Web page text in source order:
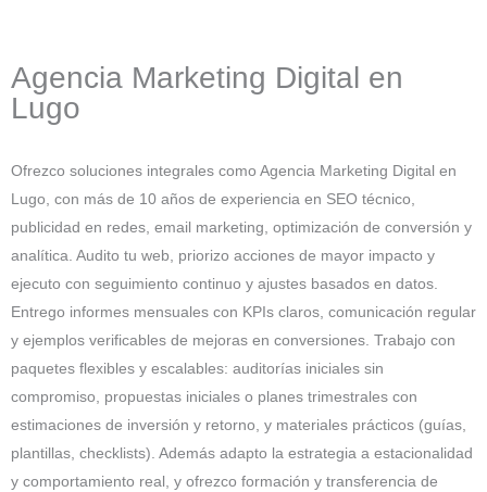
Agencia Marketing Digital en
Lugo
Ofrezco soluciones integrales como Agencia Marketing Digital en
Lugo, con más de 10 años de experiencia en SEO técnico,
publicidad en redes, email marketing, optimización de conversión y
analítica. Audito tu web, priorizo acciones de mayor impacto y
ejecuto con seguimiento continuo y ajustes basados en datos.
Entrego informes mensuales con KPIs claros, comunicación regular
y ejemplos verificables de mejoras en conversiones. Trabajo con
paquetes flexibles y escalables: auditorías iniciales sin
compromiso, propuestas iniciales o planes trimestrales con
estimaciones de inversión y retorno, y materiales prácticos (guías,
plantillas, checklists). Además adapto la estrategia a estacionalidad
y comportamiento real, y ofrezco formación y transferencia de